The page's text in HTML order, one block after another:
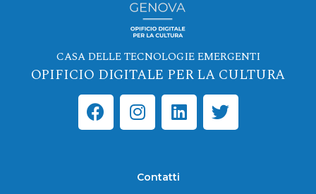
CASA DELLE TECNOLOGIE EMERGENTI
OPIFICIO DIGITALE PER LA CULTURA
F
a
c
I
n
s
a
L
i
n
e
T
w
i
Contatti